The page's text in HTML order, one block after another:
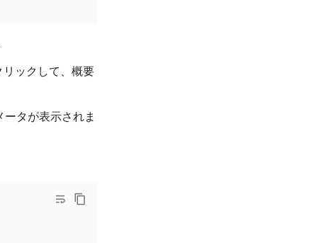
ックして、概要
タが表示されま